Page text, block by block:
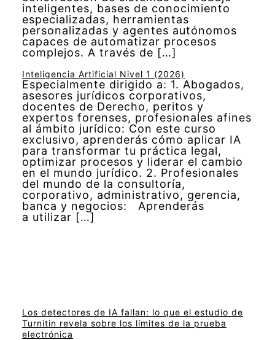
inteligentes, bases de conocimiento
especializadas, herramientas
personalizadas y agentes autónomos
capaces de automatizar procesos
complejos. A través de […]
Inteligencia Artificial Nivel 1 (2026)
Especialmente dirigido a: 1. Abogados,
asesores jurídicos corporativos,
docentes de Derecho, peritos y
expertos forenses, profesionales afines
al ámbito jurídico: Con este curso
exclusivo, aprenderás cómo aplicar IA
para transformar tu práctica legal,
optimizar procesos y liderar el cambio
en el mundo jurídico. 2. Profesionales
del mundo de la consultoría,
corporativo, administrativo, gerencia,
banca y negocios: Aprenderás
a utilizar […]
Los detectores de IA fallan: lo que el estudio de
Turnitin revela sobre los límites de la prueba
electrónica